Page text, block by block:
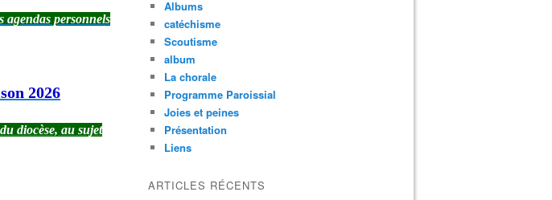
agendas personnels
2026
diocèse, au sujet
Albums
catéchisme
Scoutisme
album
La chorale
Programme Paroissial
Joies et peines
Présentation
Liens
ARTICLES RÉCENTS